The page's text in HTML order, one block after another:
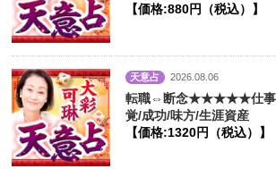
【価格:880円（税込）】
天意占 2026.08.06
転職⇔断念★★★★★仕事
覚/成功/味方/生涯資産
【価格:1320円（税込）】